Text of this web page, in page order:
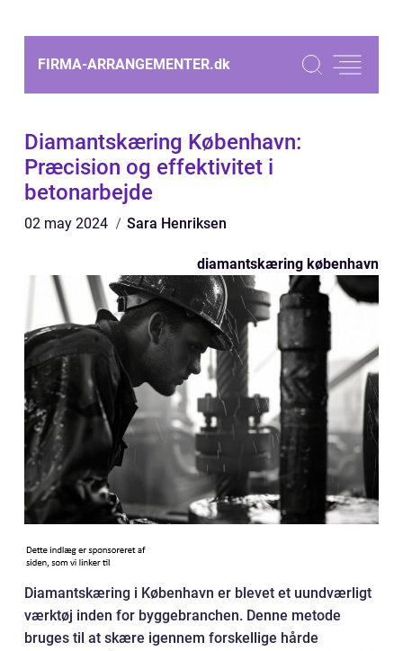
FIRMA-ARRANGEMENTER.dk
Diamantskæring København:
Præcision og effektivitet i
betonarbejde
02 may 2024 Sara Henriksen
diamantskæring københavn
Diamantskæring i København er blevet et uundværligt
værktøj inden for byggebranchen. Denne metode
bruges til at skære igennem forskellige hårde